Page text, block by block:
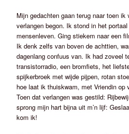
Mijn gedachten gaan terug naar toen
verlangen begon. Ik stond in het
mensenleven. Ging stiekem naar een
Ik denk zelfs van boven de achttien,
dagenlang confuus van. Ik had zoveel
transistorradio, een bromfiets, het
spijkerbroek met wijde pijpen, rotan
hoe laat ik thuiskwam, met Vriendin op
Toen dat verlangen was gestild:
sprong mijn hart bijna uit m’n lijf:
kom ik!